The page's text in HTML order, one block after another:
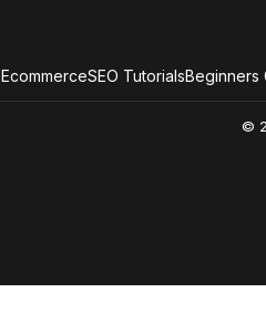
EcommerceSEO TutorialsBeginners
©